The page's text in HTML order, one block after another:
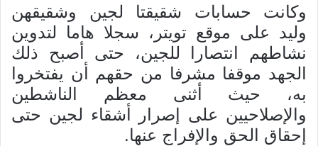
وكانت حسابات شقيقتا لجين وشقيقهن
وليد على موقع تويتر، سجلا هاما لتدوين
نشاطهم انتصارا للجين، حتى أصبح ذلك
الجهد موقفا مشرفا من حقهم أن يفتخروا
به، حيث أثنى معظم الناشطين
والإصلاحيين على إصرار أشقاء لجين حتى
إحقاق الحق والإفراج عنها.